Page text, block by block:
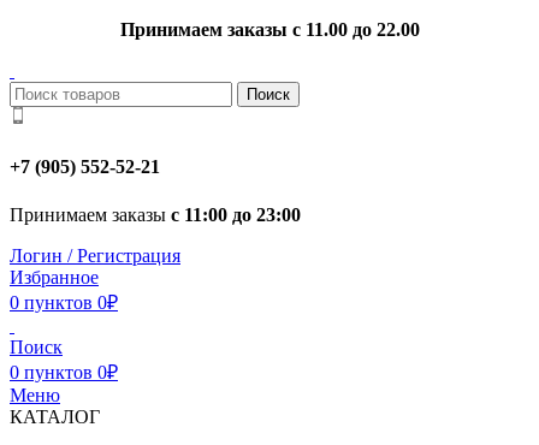
Принимаем заказы с 11.00 до 22.00
Поиск
+7 (905) 552-52-21
Принимаем заказы с 11:00 до 23:00
Логин / Регистрация
Избранное
0 пунктов 0₽
Поиск
0 пунктов 0₽
Меню
КАТАЛОГ